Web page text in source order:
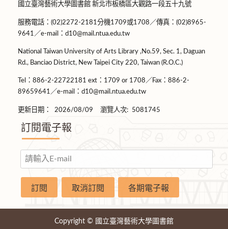
國立臺灣藝術大學圖書館 新北市板橋區大觀路一段五十九號
服務電話：(02)2272-2181分機1709或1708／傳真：(02)8965-
9641／e-mail：d10@mail.ntua.edu.tw
National Taiwan University of Arts Library ,No.59, Sec. 1, Daguan
Rd., Banciao District, New Taipei City 220, Taiwan (R.O.C.)
Tel：886-2-22722181 ext：1709 or 1708／Fax：886-2-
89659641／e-mail：d10@mail.ntua.edu.tw
更新日期： 2026/08/09 瀏覽人次: 5081745
訂閱電子報
Copyright © 國立臺灣藝術大學圖書館